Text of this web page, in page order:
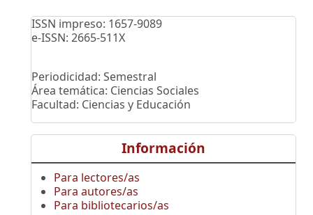
ISSN impreso: 1657-9089
e-ISSN: 2665-511X
Periodicidad: Semestral
Área temática: Ciencias Sociales
Facultad: Ciencias y Educación
Información
Para lectores/as
Para autores/as
Para bibliotecarios/as